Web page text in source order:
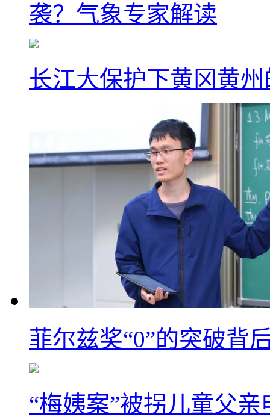
袭？气象专家解读
长江大保护下黄冈黄
菲尔兹奖“0”的突破背
“梅姨案”被拐儿童父